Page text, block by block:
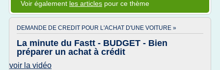
Voir également les articles pour ce thème
DEMANDE DE CREDIT POUR L'ACHAT D'UNE VOITURE »
La minute du Fastt - BUDGET - Bien
préparer un achat à crédit
voir la vidéo